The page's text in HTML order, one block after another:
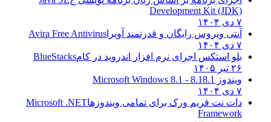
Development Kit (JDK)
آنتی ویروس رایگان و قدرتمند آویراAvira Free Antivirus
بلو استکس اجرای نرم افزار اندروید در کام BlueStacks
ویندوز 8.1 8.1 - Microsoft Windows 8.1
دات نت فریم ورک برای تمامی ویندوزهاMicrosoft .NET
Framework